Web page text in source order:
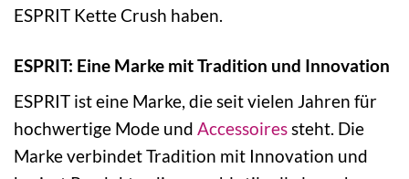
ESPRIT Kette Crush haben.
ESPRIT: Eine Marke mit Tradition und Innovation
ESPRIT ist eine Marke, die seit vielen Jahren für
hochwertige Mode und Accessoiressteht. Die
Marke verbindet Tradition mit Innovation und